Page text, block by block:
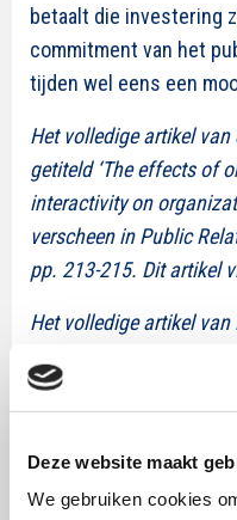
Deze website maakt
We gebruiken cookies
betaalt die investering
commitment van het
tijden wel eens een
Het volledige artikel
getiteld ‘The effects of
interactivity on
verscheen in Public
pp. 213-215. Dit artikel
Het volledige artikel
‘Sports fans as crisis
websites’ en verscheen
(betaald).